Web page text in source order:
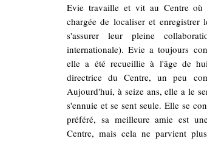
Evie travaille et vit au Centre où
chargée de localiser et enregistrer
s'assurer leur pleine
internationale). Evie a toujours
elle a été recueillie à l'âge de
directrice du Centre, un peu
Aujourd'hui, à seize ans, elle a le
s'ennuie et se sent seule. Elle se
préféré, sa meilleure amie est
Centre, mais cela ne parvient